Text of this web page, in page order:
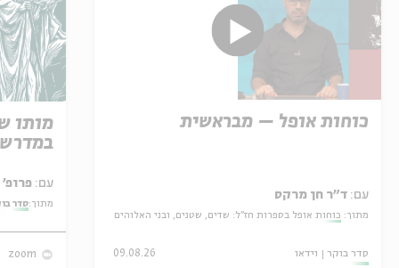
כוחות אופל – מבראשית
עם: ד"ר חן מרקס
מתוך: כוחות אופל בספרות חז"ל: שדים, שטנים, ובני האלוהים
סדר בוקר וידאו 09.08.26
מותו
עם: פרופ' אביגדור שנאן
מתוך:סדר
zoom